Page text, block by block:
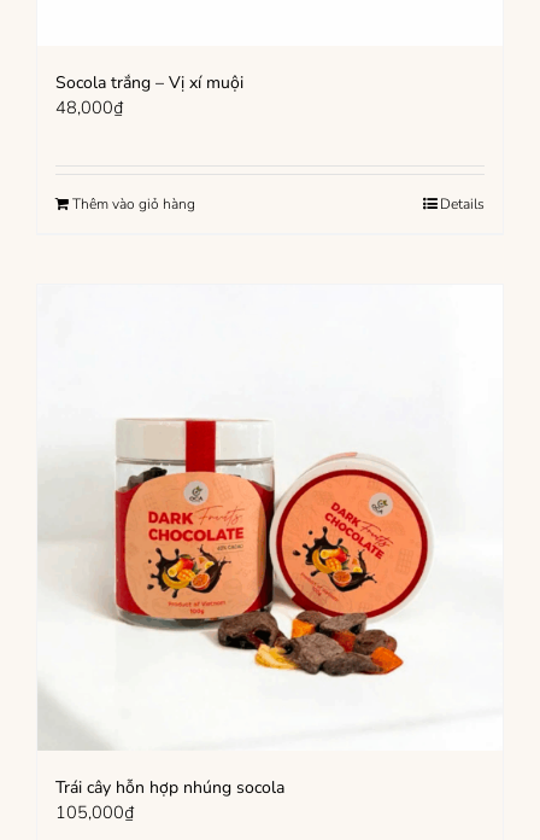
Socola trắng – Vị xí muội
48,000₫
Thêm vào giỏ hàng Details
Trái cây hỗn hợp nhúng socola
105,000₫